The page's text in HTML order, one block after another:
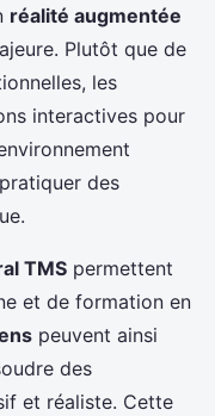
réalité augmentée
Plutôt que de
les
interactives pour
des
TMS permettent
et de formation en
peuvent ainsi
des
et réaliste. Cette